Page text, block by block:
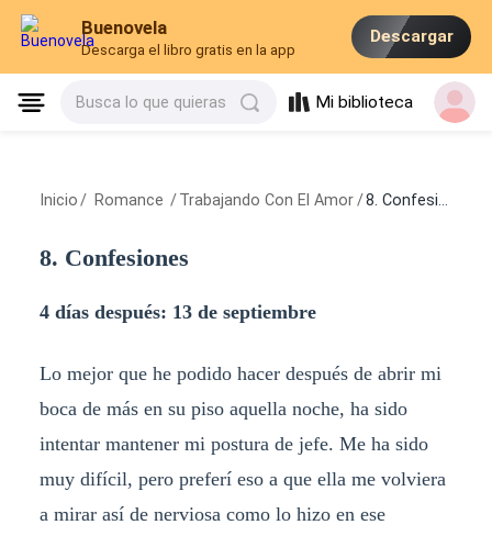
Buenovela
Descarga el libro gratis en la app
Descargar
Busca lo que quieras Mi biblioteca
Inicio / Romance /Trabajando Con El Amor /8. Confesiones
8. Confesiones
4 días después: 13 de septiembre
Lo mejor que he podido hacer después de abrir mi
boca de más en su piso aquella noche, ha sido
intentar mantener mi postura de jefe. Me ha sido
muy difícil, pero preferí eso a que ella me volviera
a mirar así de nerviosa como lo hizo en ese